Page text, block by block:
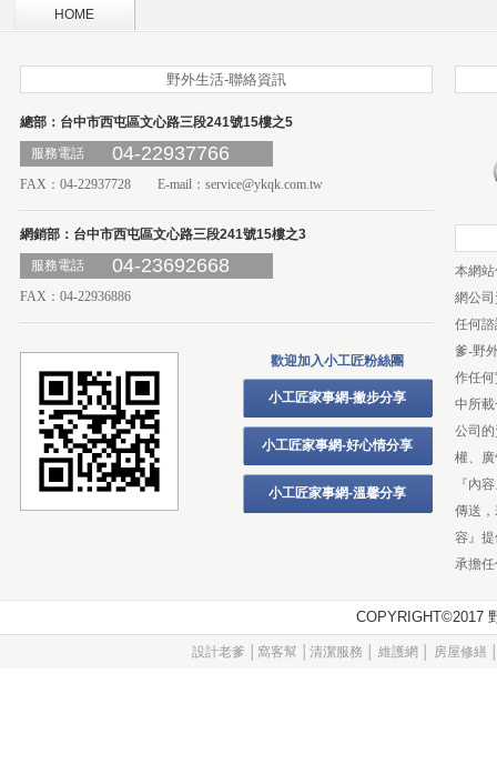
HOME
野外生活-聯絡資訊
總部：台中市西屯區文心路三段241號15樓之5
服務電話
04-22937766
FAX：04-22937728 E-mail： service@ykqk.com.tw
網銷部：台中市西屯區文心路三段241號15樓之3
服務電話
04-23692668
FAX：04-22936886
歡迎加入小工匠粉絲團
小工匠家事網-撇步分享
小工匠家事網-好心情分享
小工匠家事網-溫馨分享
本網
網公
任何
爹-野
作任
中所
公司
權、
『內
傳送
容』
承擔
設計老爹 窩客幫 清潔服務 維護網 房屋修繕